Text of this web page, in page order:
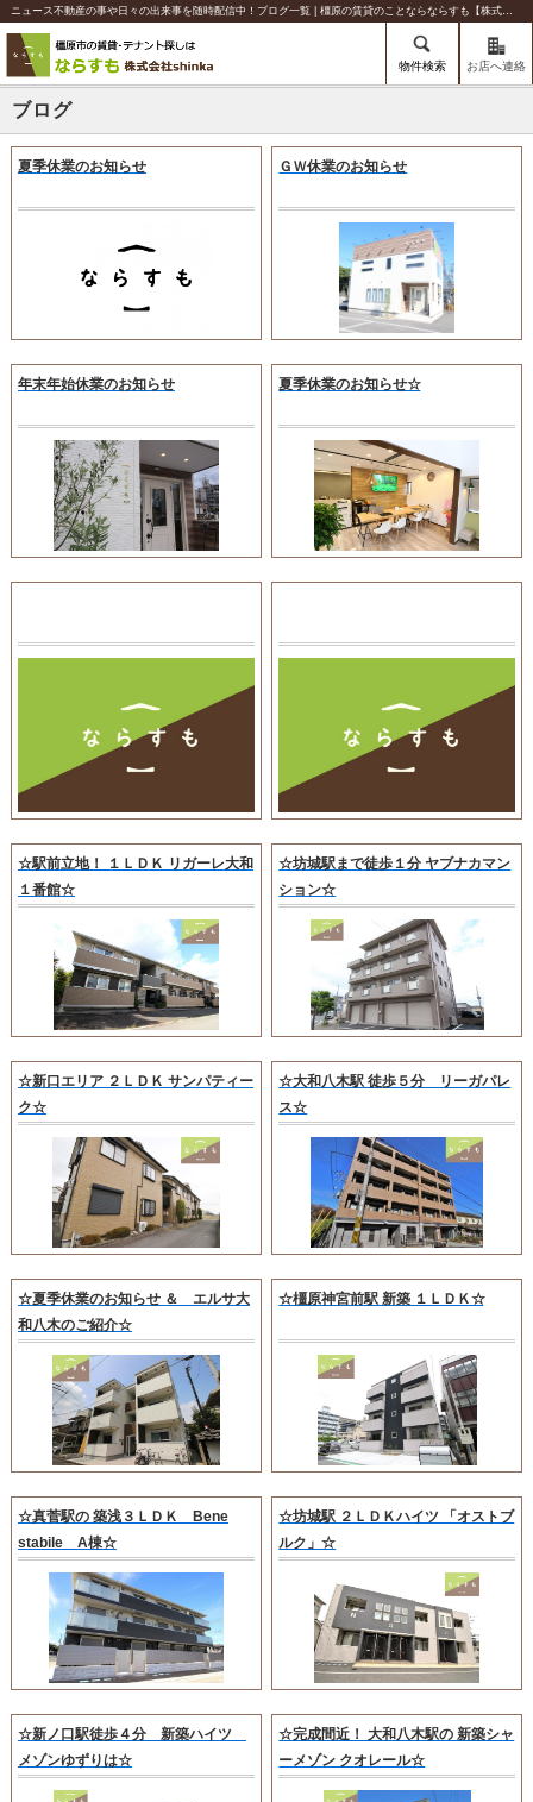
ニュース不動産の事や日々の出来事を随時配信中！ブログ一覧 | 橿原の賃貸のことならならすも【株式会社shinka】
物件検索 お店へ連絡
ブログ
夏季休業のお知らせ ＧＷ休業のお知らせ
年末年始休業のお知らせ 夏季休業のお知らせ☆
☆駅前立地！ １ＬＤＫ リガーレ大和
１番館☆
☆坊城駅まで徒歩１分 ヤブナカマン
ション☆
☆新口エリア ２ＬＤＫ サンパティー
ク☆
☆大和八木駅 徒歩５分 リーガパレ
ス☆
☆夏季休業のお知らせ ＆ エルサ大
和八木のご紹介☆
☆橿原神宮前駅 新築 １ＬＤＫ☆
☆真菅駅の 築浅３ＬＤＫ Bene
stabile A棟☆
☆坊城駅 ２ＬＤＫハイツ 「オストブ
ルク」☆
☆新ノ口駅徒歩４分 新築ハイツ
メゾンゆずりは☆
☆完成間近！ 大和八木駅の 新築シャ
ーメゾン クオレール☆